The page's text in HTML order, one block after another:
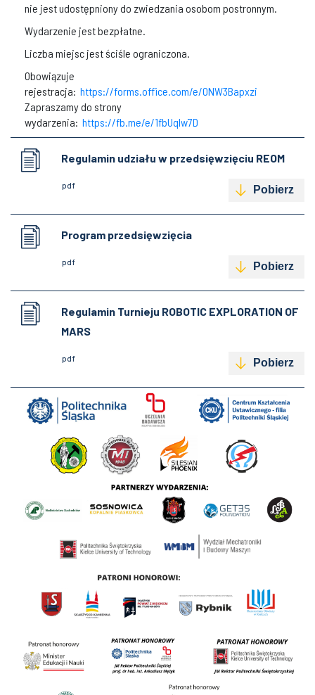
nie jest udostępniony do zwiedzania osobom postronnym.
Wydarzenie jest bezpłatne.
Liczba miejsc jest ściśle ograniczona.
Obowiązuje
rejestracja: https://forms.office.com/e/0NW3Bapxzi
Zapraszamy do strony
wydarzenia: https://fb.me/e/1fbUqIw7D
Regulamin udziału w przedsięwzięciu REOM
pdf Pobierz
Program przedsięwzięcia
pdf Pobierz
Regulamin Turnieju ROBOTIC EXPLORATION OF
MARS
pdf Pobierz